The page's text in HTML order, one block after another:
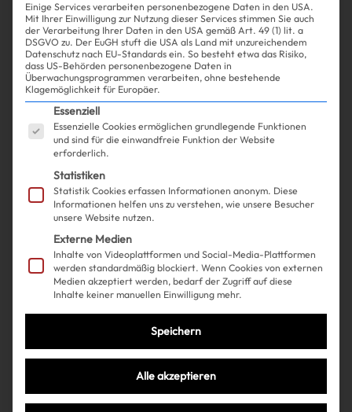
Experience Drink| 18.11.2024 | SPONSORED
Ich habe einen neuen Trick, um
weniger Alkohol zu trinken und
teile ihn mit euch
Über uns
Très Click
Einige Services verarbeiten personenbezogene Daten in den USA.
Mit Ihrer Einwilligung zur Nutzung dieser Services stimmen Sie auch
der Verarbeitung Ihrer Daten in den USA gemäß Art. 49 (1) lit. a
DSGVO zu. Der EuGH stuft die USA als Land mit unzureichendem
Datenschutz nach EU-Standards ein. So besteht etwa das Risiko,
dass US-Behörden personenbezogene Daten in
Überwachungsprogrammen verarbeiten, ohne bestehende
Klagemöglichkeit für Europäer.
Es folgt eine Liste der Service-Gruppen, für die
Essenziell
Essenzielle Cookies ermöglichen grundlegende Funktionen
und sind für die einwandfreie Funktion der Website
erforderlich.
Statistiken
Statistik Cookies erfassen Informationen anonym. Diese
Informationen helfen uns zu verstehen, wie unsere Besucher
unsere Website nutzen.
Externe Medien
Inhalte von Videoplattformen und Social-Media-Plattformen
werden standardmäßig blockiert. Wenn Cookies von externen
Medien akzeptiert werden, bedarf der Zugriff auf diese
Inhalte keiner manuellen Einwilligung mehr.
Speichern
Alle akzeptieren